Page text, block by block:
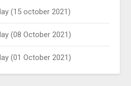
(15 october 2021)
(08 October 2021)
(01 October 2021)